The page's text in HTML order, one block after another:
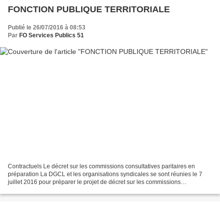
FONCTION PUBLIQUE TERRITORIALE
Publié le 26/07/2016 à 08:53
Par FO Services Publics 51
Contractuels Le décret sur les commissions consultatives paritaires en
préparation La DGCL et les organisations syndicales se sont réunies le 7
juillet 2016 pour préparer le projet de décret sur les commissions